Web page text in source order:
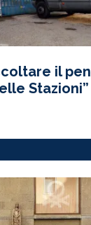
il
Stazioni”